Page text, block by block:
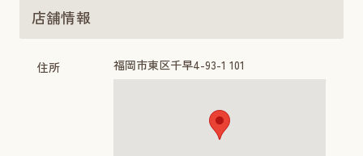
店舗情報
住所 福岡市東区千早4-93-1 101